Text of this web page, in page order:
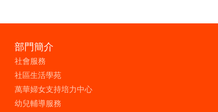
部門簡介
社會服務
社區生活學苑
萬華婦女支持培力中心
幼兒輔導服務